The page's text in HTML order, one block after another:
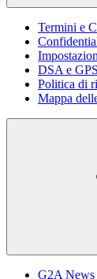
Termini e
DSA e
Politica di
Mappa
G2A News